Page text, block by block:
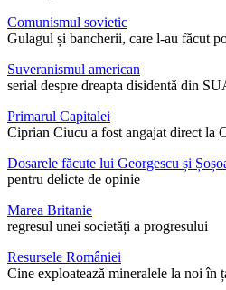
Comunismul sovietic
Gulagul și bancherii, care l-au făcut
Suveranismul american
serial despre dreapta disidentă din
Primarul Capitalei
Ciprian Ciucu a fost angajat direct la
Dosarele făcute lui Georgescu și
pentru delicte de opinie
Marea Britanie
regresul unei societăți a progresului
Resursele României
Cine exploatează mineralele la noi în